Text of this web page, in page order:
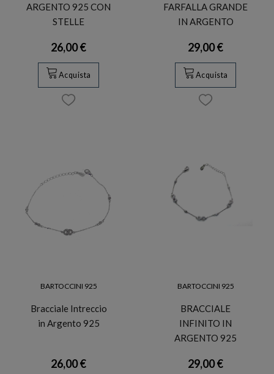
ARGENTO 925 CON
STELLE
26,00 €
Acquista
FARFALLA GRANDE
IN ARGENTO
29,00 €
Acquista
BARTOCCINI 925
Bracciale Intreccio
in Argento 925
26,00 €
BARTOCCINI 925
BRACCIALE
INFINITO IN
ARGENTO 925
29,00 €